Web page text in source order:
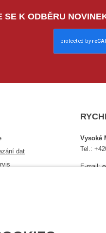
SE K ODBĚRU
dat
Vysoké
Tel.:
E-mail: